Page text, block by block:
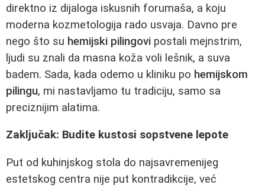
direktno iz dijaloga iskusnih forumaša, a koju
moderna kozmetologija rado usvaja. Davno pre
nego što su hemijski pilingovi postali mejnstrim,
ljudi su znali da masna koža voli lešnik, a suva
badem. Sada, kada odemo u kliniku po hemijskom
pilingu, mi nastavljamo tu tradiciju, samo sa
preciznijim alatima.
Zaključak: Budite kustosi sopstvene lepote
Put od kuhinjskog stola do najsavremenijeg
estetskog centra nije put kontradikcije, već